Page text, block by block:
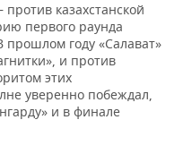
казахстанской
первого раунда
прошлом году «Салават»
и против
этих
уверенно побеждал,
и в финале